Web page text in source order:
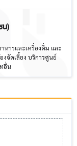
น)
หารและเครื่องดื่ม และ
งจัดเลี้ยง บริการศูนย์
อื่น